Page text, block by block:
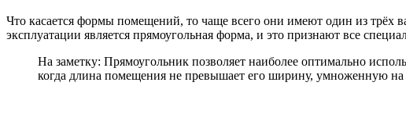
Что касается формы помещений, то чаще всего они имеют один из трёх
эксплуатации является прямоугольная форма, и это признают все
На заметку: Прямоугольник позволяет наиболее оптимально
когда длина помещения не превышает его ширину, умноженную